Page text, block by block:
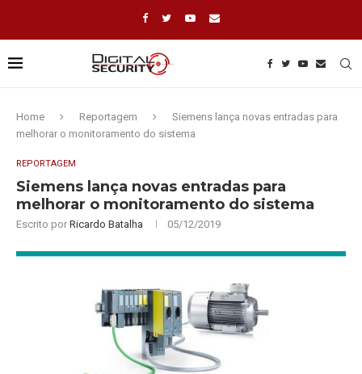
Home Reportagem
Siemens lança novas entradas para
melhorar o monitoramento do sistema
REPORTAGEM
Siemens lança novas entradas para
melhorar o monitoramento do sistema
Escrito por Ricardo Batalha 05/12/2019